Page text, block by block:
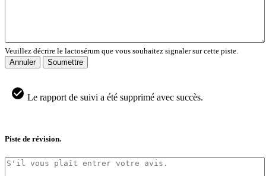
Veuillez décrire le lactosérum que vous souhaitez signaler sur cette piste.
Annuler
Soumettre
Le rapport de suivi a été supprimé avec succès.
Piste de révision.